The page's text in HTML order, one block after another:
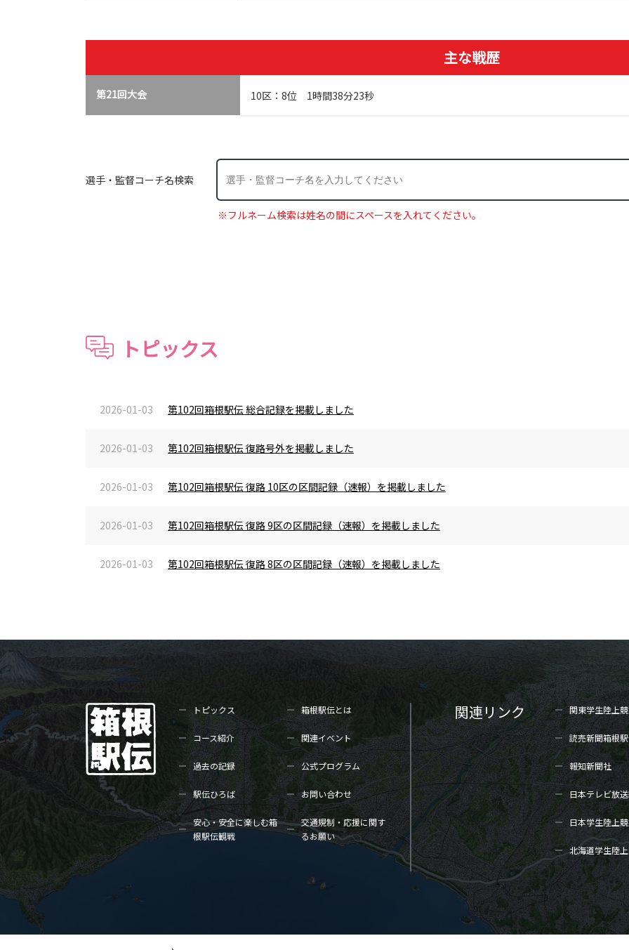
主な戦歴
第21回大会 10区：8位 1時間38分23秒
選手・監督コーチ名検索
※フルネーム検索は姓名の間にスペースを入れてください。
トピックス
2026-01-03 第102回箱根駅伝 総合記録を掲載しました
2026-01-03 第102回箱根駅伝 復路号外を掲載しました
2026-01-03 第102回箱根駅伝 復路 10区の区間記録（速報）を掲載しました
2026-01-03 第102回箱根駅伝 復路 9区の区間記録（速報）を掲載しました
2026-01-03 第102回箱根駅伝 復路 8区の区間記録（速報）を掲載しました
トピックス 箱根駅伝とは
コース紹介 関連イベント
過去の記録 公式プログラム
駅伝ひろば お問い合わせ
安心・安全に楽しむ箱
根駅伝観戦
交通規制・応援に関す
るお願い
関連リンク 関東学生陸上
読売新聞箱根
報知新聞社
日本テレビ放
日本学生陸上
北海道学生陸上